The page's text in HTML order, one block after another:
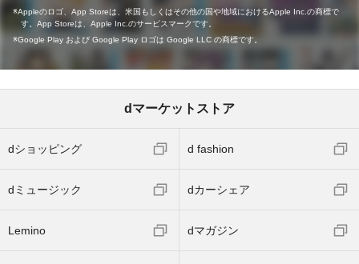
Appleのロゴ、App Storeは、米国もしくはその他の国や地域におけるApple Inc.の商標で
す。App Storeは、Apple Inc.のサービスマークです。
Google Play および Google Play ロゴは Google LLC の商標です。
dマーケットストア
dショッピング d fashion
dミュージック dカーシェア
Lemino dマガジン